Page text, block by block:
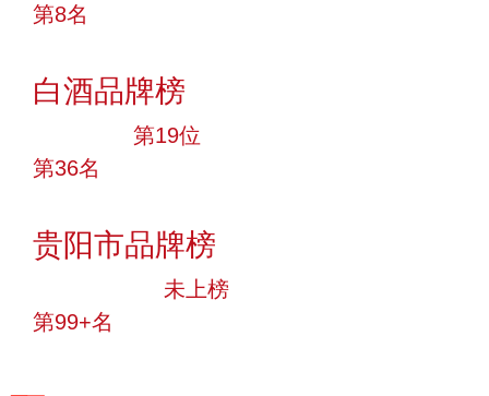
第8名
白酒品牌榜
第19位
第36名
贵阳市品牌榜
未上榜
第99+名